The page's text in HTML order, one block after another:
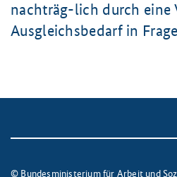
nachträg-lich durch eine
Ausgleichsbedarf in
© Bundesministerium für Arbeit und